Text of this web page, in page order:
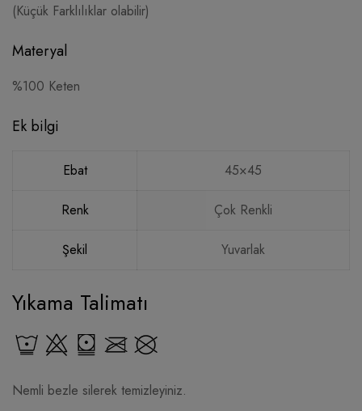
(Küçük Farklılıklar olabilir)
Materyal
%100 Keten
Ek bilgi
Ebat 45×45
Renk Çok Renkli
Şekil Yuvarlak
Yıkama Talimatı
Nemli bezle silerek temizleyiniz.